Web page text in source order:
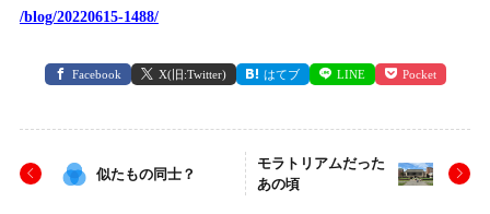
/blog/20220615-1488/
Facebook X(旧:Twitter) はてブ LINE Pocket
似たもの同士？
モラトリアムだった
あの頃